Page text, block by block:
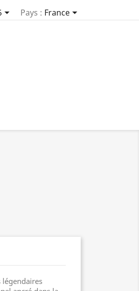
 Pays : France